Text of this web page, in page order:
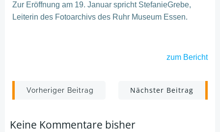
Zur Eröffnung am 19. Januar spricht StefanieGrebe,
Leiterin des Fotoarchivs des Ruhr Museum Essen.
zum Bericht
Post
navigation
Vorheriger Beitrag
Post
navigation
Nächster Beitrag
Keine Kommentare bisher